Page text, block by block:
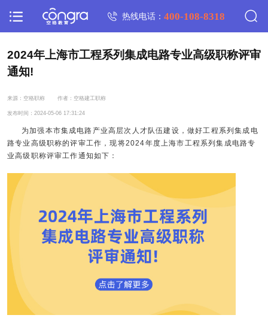
热线电话：400-108-8318
2024年上海市工程系列集成电路专业高级职称评审
通知!
来源：空格职称 作者：空格建工职称
发布时间：2024-05-06 17:31:24
为加强本市集成电路产业高层次人才队伍建设，做好工程系列集成电
路专业高级职称的评审工作，现将2024年度上海市工程系列集成电路专
业高级职称评审工作通知如下：